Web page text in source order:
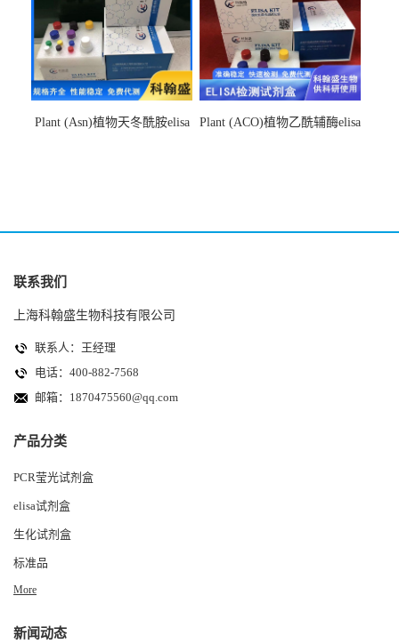
Plant (Asn)植物天冬酰胺elisa
Plant (ACO)植物乙酰辅酶elisa
联系我们
上海科翰盛生物科技有限公司
联系人：王经理
电话：400-882-7568
邮箱： 1870475560@qq.com
产品分类
PCR莹光试剂盒
elisa试剂盒
生化试剂盒
标准品
More
新闻动态